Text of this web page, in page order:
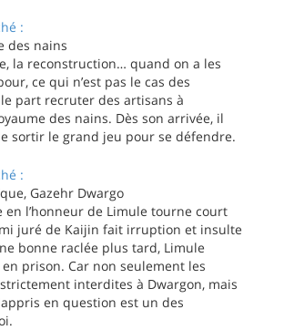
des nains
la reconstruction… quand on a les
ce qui n’est pas le cas des
part recruter des artisans à
des nains. Dès son arrivée, il
sortir le grand jeu pour se défendre.
Gazehr Dwargo
en l’honneur de Limule tourne court
juré de Kaijin fait irruption et insulte
bonne raclée plus tard, Limule
prison. Car non seulement les
interdites à Dwargon, mais
en question est un des